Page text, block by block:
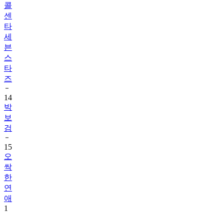
콜
센
타
세
븐
스
타
즈
14
박
보
검
15
오
싹
한
연
애
1